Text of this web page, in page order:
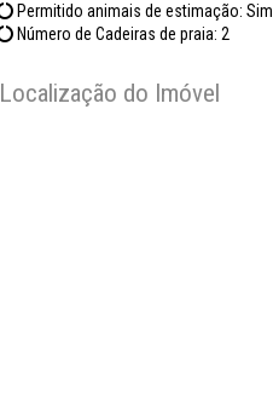
Permitido animais de estimação: Sim
Número de Cadeiras de praia: 2
Localização do Imóvel